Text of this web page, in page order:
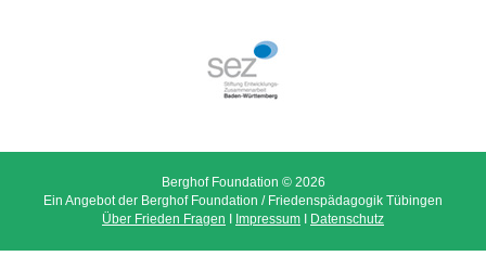
Berghof Foundation © 2026
Ein Angebot der Berghof Foundation / Friedenspädagogik Tübingen
Über Frieden Fragen I Impressum I Datenschutz